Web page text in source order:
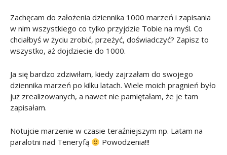
Zachęcam do założenia dziennika 1000 marzeń i zapisania
w nim wszystkiego co tylko przyjdzie Tobie na myśl. Co
chciałbyś w życiu zrobić, przeżyć, doświadczyć? Zapisz to
wszystko, aż dojdziecie do 1000.
Ja się bardzo zdziwiłam, kiedy zajrzałam do swojego
dziennika marzeń po kilku latach. Wiele moich pragnień było
już zrealizowanych, a nawet nie pamiętałam, że je tam
zapisałam.
Notujcie marzenie w czasie teraźniejszym np. Latam na
paralotni nad Teneryfą
Powodzenia!!!